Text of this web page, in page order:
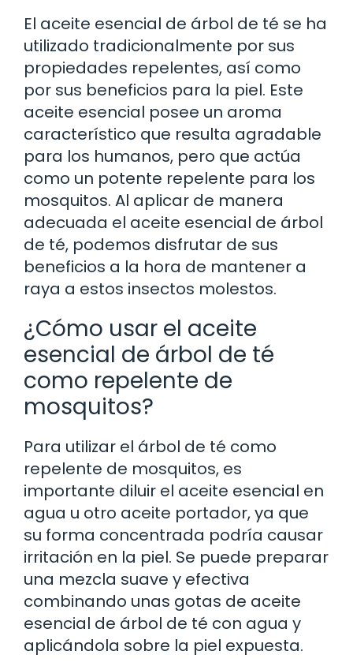
El aceite esencial de árbol de té se ha
utilizado tradicionalmente por sus
propiedades repelentes, así como
por sus beneficios para la piel. Este
aceite esencial posee un aroma
característico que resulta agradable
para los humanos, pero que actúa
como un potente repelente para los
mosquitos. Al aplicar de manera
adecuada el aceite esencial de árbol
de té, podemos disfrutar de sus
beneficios a la hora de mantener a
raya a estos insectos molestos.
¿Cómo usar el aceite
esencial de árbol de té
como repelente de
mosquitos?
Para utilizar el árbol de té como
repelente de mosquitos, es
importante diluir el aceite esencial en
agua u otro aceite portador, ya que
su forma concentrada podría causar
irritación en la piel. Se puede preparar
una mezcla suave y efectiva
combinando unas gotas de aceite
esencial de árbol de té con agua y
aplicándola sobre la piel expuesta.